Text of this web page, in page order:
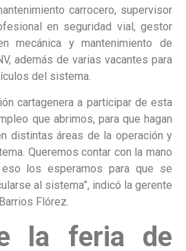
carrocero, supervisor
en seguridad vial, gestor
mecánica y mantenimiento de
además de varias vacantes para
del sistema.
cartagenera a participar de esta
que abrimos, para que hagan
distintas áreas de la operación y
Queremos contar con la mano
los esperamos para que se
al sistema”, indicó la gerente
Flórez.
la feria de